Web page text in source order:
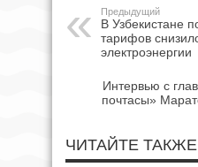
Предыдущий
В Узбекистане
тарифов
электроэнергии
Интервью с
почтасы»
ЧИТАЙТЕ ТАКЖЕ